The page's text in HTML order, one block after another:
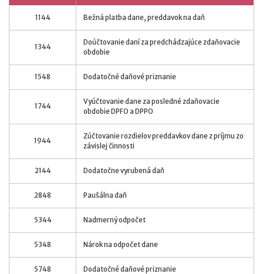
1144 Bežná platba dane, preddavok na daň
1344
Doúčtovanie daní za predchádzajúce zdaňovacie
obdobie
1548 Dodatočné daňové priznanie
1744
Vyúčtovanie dane za posledné zdaňovacie
obdobie DPFO a DPPO
1944
Zúčtovanie rozdielov preddavkov dane z príjmu zo
závislej činnosti
2144 Dodatočne vyrubená daň
2848 Paušálna daň
5344 Nadmerný odpočet
5348 Nárok na odpočet dane
5748 Dodatočné daňové priznanie